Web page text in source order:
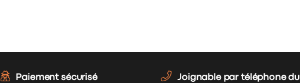
Paiement sécurisé
Joignable par téléphone du